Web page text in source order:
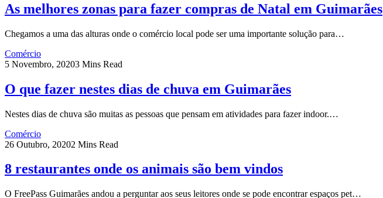
As melhores zonas para fazer compras de Natal em Guimarães
Chegamos a uma das alturas onde o comércio local pode ser uma importante solução para…
Comércio
5 Novembro, 20203 Mins Read
O que fazer nestes dias de chuva em Guimarães
Nestes dias de chuva são muitas as pessoas que pensam em atividades para fazer indoor.…
Comércio
26 Outubro, 20202 Mins Read
8 restaurantes onde os animais são bem vindos
O FreePass Guimarães andou a perguntar aos seus leitores onde se pode encontrar espaços pet…